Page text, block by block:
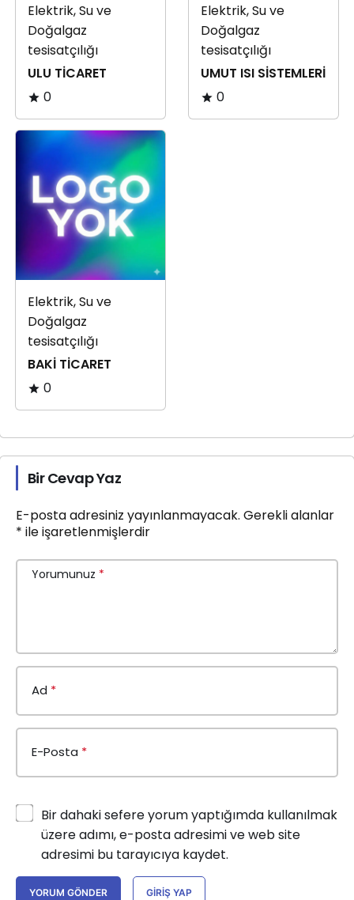
Elektrik, Su ve
Doğalgaz
tesisatçılığı
ULU TİCARET
0
Elektrik, Su ve
Doğalgaz
tesisatçılığı
UMUT ISI SİSTEMLERİ
0
Elektrik, Su ve
Doğalgaz
tesisatçılığı
BAKİ TİCARET
0
Bir Cevap Yaz
E-posta adresiniz yayınlanmayacak. Gerekli alanlar
* ile işaretlenmişlerdir
Yorumunuz *
Ad *
E-Posta *
Bir dahaki sefere yorum yaptığımda kullanılmak
üzere adımı, e-posta adresimi ve web site
adresimi bu tarayıcıya kaydet.
YORUM GÖNDER GIRIŞ YAP